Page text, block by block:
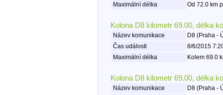
Maximální délka
Od 72.0 km
Kolona D8 kilometr 69.00, délka
Název komunikace
D8 (Praha -
Čas události
8/6/2015
Maximální délka
Kolem 69.0
Kolona D8 kilometr 69.00, délka
Název komunikace
D8 (Praha -